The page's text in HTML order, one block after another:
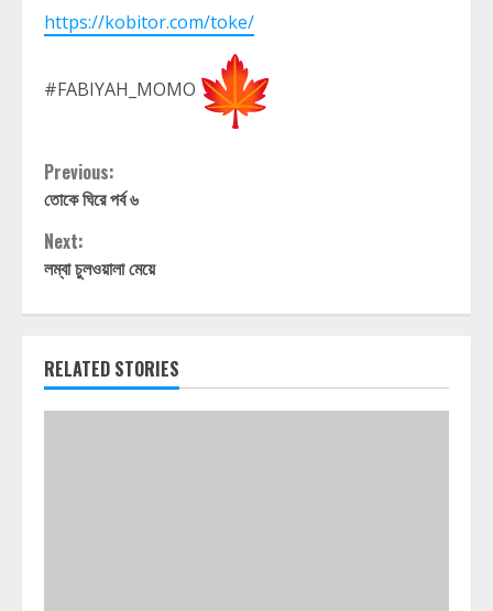
https://kobitor.com/toke/
#FABIYAH_MOMO
Continue
Reading
Previous:
তোকে ঘিরে পর্ব ৬
Next:
লম্বা চুলওয়ালা মেয়ে
RELATED STORIES